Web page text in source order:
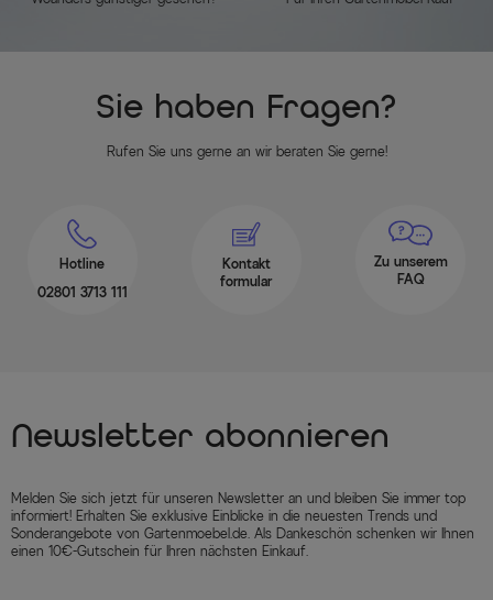
Sie haben Fragen?
Rufen Sie uns gerne an wir beraten Sie gerne!
Hotline
02801 3713 111
Kontakt
formular
Zu unserem
FAQ
Newsletter abonnieren
Melden Sie sich jetzt für unseren Newsletter an und bleiben Sie immer top
informiert! Erhalten Sie exklusive Einblicke in die neuesten Trends und
Sonderangebote von Gartenmoebel.de. Als Dankeschön schenken wir Ihnen
einen 10€-Gutschein für Ihren nächsten Einkauf.